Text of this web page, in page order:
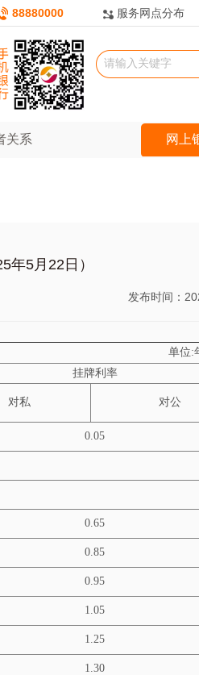
88880000 服务网点分布
关系 网上
年5月22日）
发布时间：
单位:
挂牌利率
对私 对公
0.05
0.65
0.85
0.95
1.05
1.25
1.30